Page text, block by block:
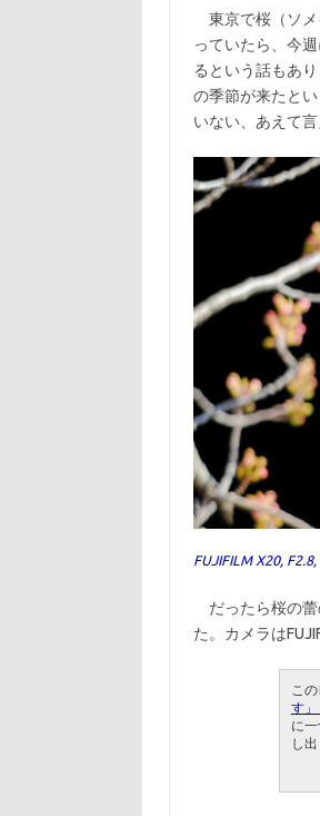
e
b
o
o
k
it
te
r
東京で桜（ソメ
っていたら、今
るという話もあ
の季節が来たと
いない、あえて
FUJIFILM X20,
だったら桜の蕾
た。カメラは
こ
す」
に
し